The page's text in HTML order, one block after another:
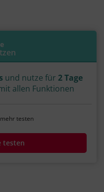
und nutze für 2 Tage
allen Funktionen
testen
testen